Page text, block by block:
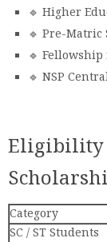
🔹 Higher
🔹 Pre-
🔹
🔹 NSP
Eligibility
Category
SC / ST Students